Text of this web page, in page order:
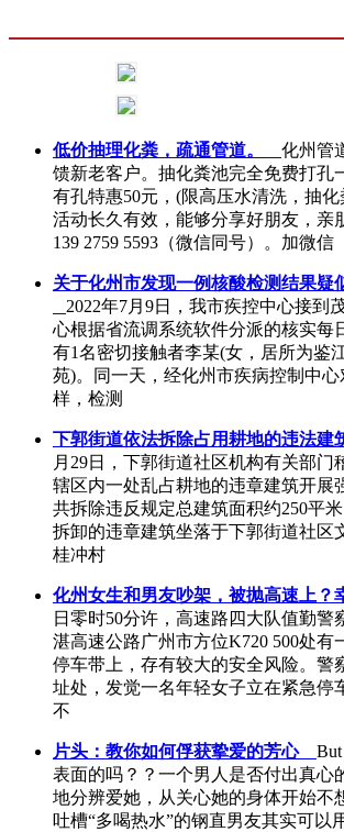
低价抽理化粪，疏通管道。
化州管
馈新老客户。抽化粪池完全免费打孔
有孔特惠50元，(限高压水清洗，抽
活动长久有效，能够分享好朋友，亲
139 2759 5593（微信同号）。加微信
关于化州市发现一例核酸检测结果疑
2022年7月9日，我市疾控中心接到
心根据省流调系统软件分派的核实每
有1名密切接触者李某(女，居所为鉴
苑)。同一天，经化州市疾病控制中
样，检测
下郭街道依法拆除占用耕地的违法建
月29日，下郭街道社区机构有关部门
辖区内一处乱占耕地的违章建筑开展
共拆除违反规定总建筑面积约250平
拆卸的违章建筑坐落于下郭街道社区
桂冲村
化州女生和男友吵架，被抛高速上
日零时50分许，高速路四大队值勤警
湛高速公路广州市方位K720 500处有
停车带上，存有较大的安全风险。警
址处，发觉一名年轻女子立在紧急停
不
片头：教你如何俘获挚爱的芳心
表面的吗？？一个男人是否付出真心
地分辨爱她，从关心她的身体开始不
吐槽“多喝热水”的钢直男友其实可以